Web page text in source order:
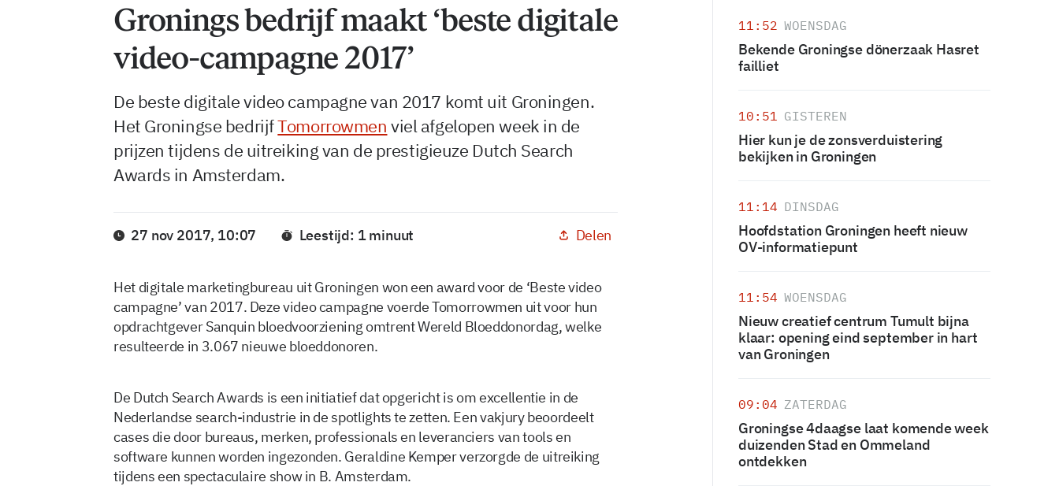
Gronings bedrijf maakt ‘beste digitale
video-campagne 2017’
De beste digitale video campagne van 2017 komt uit Groningen.
Het Groningse bedrijfTomorrowmen viel afgelopen week in de
prijzen tijdens de uitreiking van de prestigieuze Dutch Search
Awards in Amsterdam.
27 nov 2017, 10:07 Leestijd: 1 minuut Delen
Het digitale marketingbureau uit Groningen won een award voor de ‘Beste video
campagne’ van 2017. Deze video campagne voerde Tomorrowmen uit voor hun
opdrachtgever Sanquin bloedvoorziening omtrent Wereld Bloeddonordag, welke
resulteerde in 3.067 nieuwe bloeddonoren.
De Dutch Search Awards is een initiatief dat opgericht is om excellentie in de
Nederlandse search-industrie in de spotlights te zetten. Een vakjury beoordeelt
cases die door bureaus, merken, professionals en leveranciers van tools en
software kunnen worden ingezonden. Geraldine Kemper verzorgde de uitreiking
tijdens een spectaculaire show in B. Amsterdam.
11:52 WOENSDAG
Bekende Groningse dönerzaak Hasret
failliet
10:51 GISTEREN
Hier kun je de zonsverduistering
bekijken in Groningen
11:14 DINSDAG
Hoofdstation Groningen heeft nieuw
OV-informatiepunt
11:54 WOENSDAG
Nieuw creatief centrum Tumult bijna
klaar: opening eind september in hart
van Groningen
09:04 ZATERDAG
Groningse 4daagse laat komende week
duizenden Stad en Ommeland
ontdekken